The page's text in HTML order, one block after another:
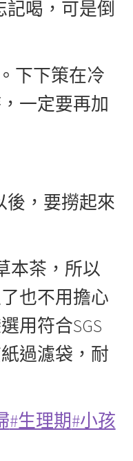
記喝，可是倒
下下策在冷
一定要再加
後，要撈起來
本茶，所以
也不用擔心
用符合SGS
過濾袋，耐
#生理期#小孩